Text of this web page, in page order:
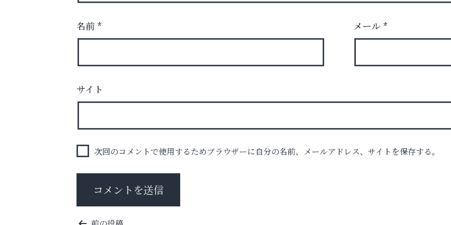
知などお気軽にご相談ください。
アクイール芦屋店
名前 * メール *
サイト
次回のコメントで使用するためブラウザーに自分の名前、メールアドレス、サイトを保存する。